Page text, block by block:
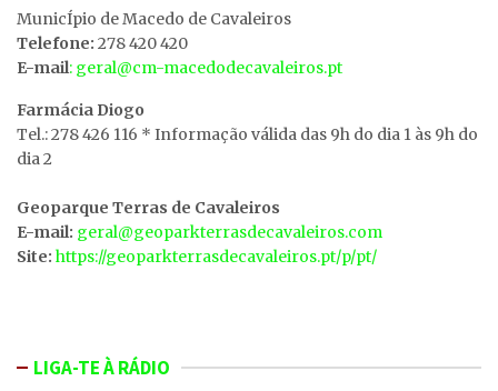
MunicÍpio de Macedo de Cavaleiros
Telefone: 278 420 420
E-mail: geral@cm-macedodecavaleiros.pt
Farmácia Diogo
Tel.: 278 426 116 * Informação válida das 9h do dia 1 às 9h do
dia 2
Geoparque Terras de Cavaleiros
E-mail: geral@geoparkterrasdecavaleiros.com
Site: https://geoparkterrasdecavaleiros.pt/p/pt/
LIGA-TE À RÁDIO